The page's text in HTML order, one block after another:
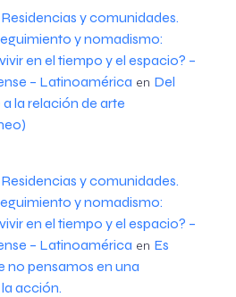
y comunidades.
y nomadismo:
en el tiempo y el espacio? –
– Latinoamérica en Del
la relación de arte
y comunidades.
y nomadismo:
en el tiempo y el espacio? –
– Latinoamérica en Es
no pensamos en una
acción.